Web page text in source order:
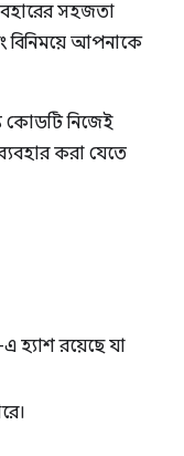
সহজতা
বিনিময়ে আপনাকে
কোডটি নিজেই
করা যেতে
হ্যাশ রয়েছে যা